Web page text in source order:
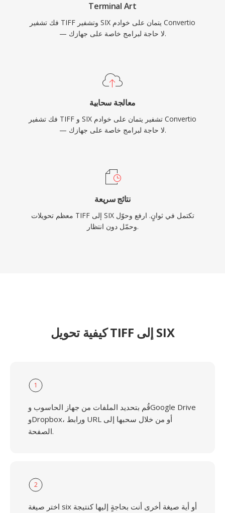
Terminal Art
فك تشفير TIFF وتشفير SIX يتمان على خوادم Convertio
— لا حاجة لبرامج خاصة على جهازك.
معالجة سحابية
فك تشفير TIFF و SIX تشفير يتمان على خوادم Convertio
— لا حاجة لبرامج خاصة على جهازك.
نتائج سريعة
معظم تحويلات TIFF إلى SIX تكتمل في ثوانٍ. ارفع وحوّل
وحمّل دون انتظار.
كيفية تحويل TIFF إلى SIX
1
قُم بتحديد الملفات من جهاز الحاسوب وGoogle Drive
وDropbox، ورابط URL أو من خلال سحبها إلى
الصفحة.
2
اختر صيغة six أو أية صيغة أخرى أنت بحاجةٍ إليها كنتيجة